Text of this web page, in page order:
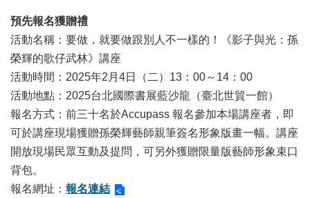
網
站
導
覽
陳
情
統
雙
語
預先報名獲贈禮
活動名稱：要做，就要做跟別人不一樣的！《影子與光：孫
榮輝的歌仔武林》講座
活動時間：2025年2月4日（二）13：00～14：00
活動地點：2025台北國際書展藍沙龍（臺北世貿一館）
報名方式：前三十名於Accupass 報名參加本場講座者，即
可於講座現場獲贈孫榮輝藝師親筆簽名形象版畫一幅。講座
開放現場民眾互動及提問，可另外獲贈限量版藝師形象束口
背包。
報名網址： 報名連結